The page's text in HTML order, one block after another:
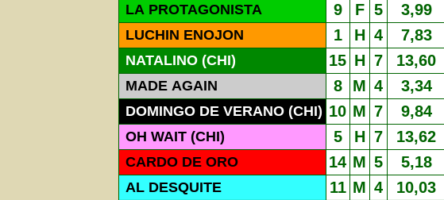
LA PROTAGONISTA 9 F 5 3,99
LUCHIN ENOJON 1 H 4 7,83
NATALINO (CHI) 15 H 7 13,60
MADE AGAIN 8 M 4 3,34
DOMINGO DE VERANO (CHI) 10 M 7 9,84
OH WAIT (CHI) 5 H 7 13,62
CARDO DE ORO 14 M 5 5,18
AL DESQUITE 11 M 4 10,03